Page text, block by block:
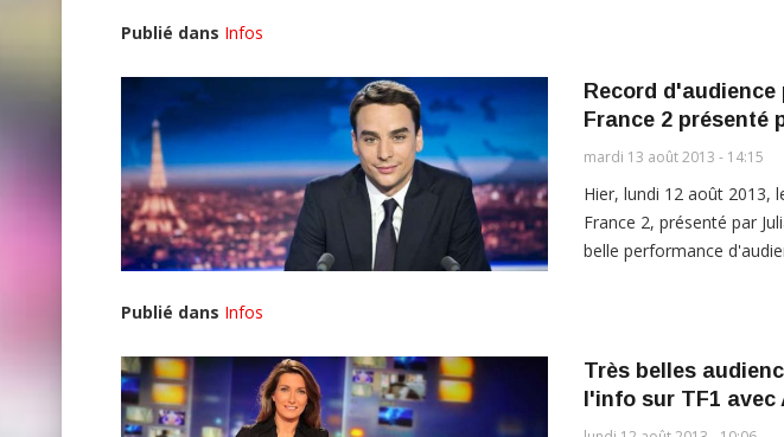
Publié dans Infos
Record d'audience
France 2 présenté
mardi 13 août 2013 - 14:15
Hier, lundi 12 août 2013,
France 2, présenté par
belle performance
Publié dans Infos
Très belles
l'info sur TF1